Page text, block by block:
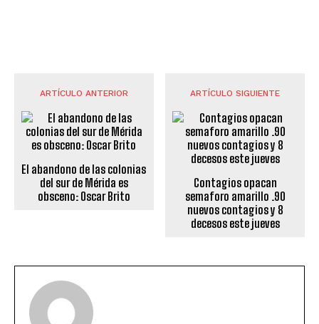
ARTÍCULO ANTERIOR
El abandono de las colonias
del sur de Mérida es
obsceno: Oscar Brito
ARTÍCULO SIGUIENTE
Contagios opacan
semaforo amarillo .90
nuevos contagios y 8
decesos este jueves